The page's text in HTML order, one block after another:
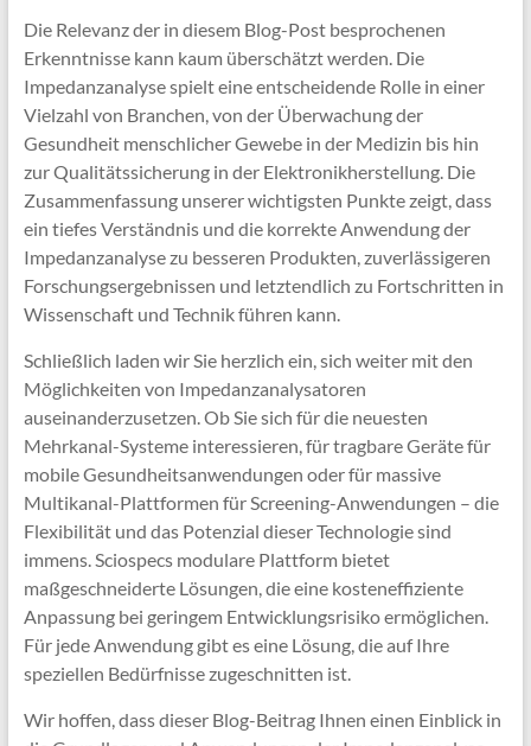
Die Relevanz der in diesem Blog-Post besprochenen
Erkenntnisse kann kaum überschätzt werden. Die
Impedanzanalyse spielt eine entscheidende Rolle in einer
Vielzahl von Branchen, von der Überwachung der
Gesundheit menschlicher Gewebe in der Medizin bis hin
zur Qualitätssicherung in der Elektronikherstellung. Die
Zusammenfassung unserer wichtigsten Punkte zeigt, dass
ein tiefes Verständnis und die korrekte Anwendung der
Impedanzanalyse zu besseren Produkten, zuverlässigeren
Forschungsergebnissen und letztendlich zu Fortschritten in
Wissenschaft und Technik führen kann.
Schließlich laden wir Sie herzlich ein, sich weiter mit den
Möglichkeiten von Impedanzanalysatoren
auseinanderzusetzen. Ob Sie sich für die neuesten
Mehrkanal-Systeme interessieren, für tragbare Geräte für
mobile Gesundheitsanwendungen oder für massive
Multikanal-Plattformen für Screening-Anwendungen – die
Flexibilität und das Potenzial dieser Technologie sind
immens. Sciospecs modulare Plattform bietet
maßgeschneiderte Lösungen, die eine kosteneffiziente
Anpassung bei geringem Entwicklungsrisiko ermöglichen.
Für jede Anwendung gibt es eine Lösung, die auf Ihre
speziellen Bedürfnisse zugeschnitten ist.
Wir hoffen, dass dieser Blog-Beitrag Ihnen einen Einblick in